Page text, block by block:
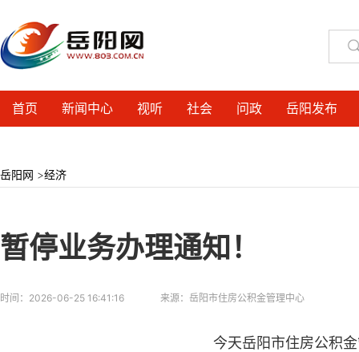
首页 新闻中心 视听 社会 问政 岳阳发布
岳阳网 >经济
暂停业务办理通知！
时间： 2026-06-25 16:41:16 来源： 岳阳市住房公积金管理中心
今天岳阳市住房公积